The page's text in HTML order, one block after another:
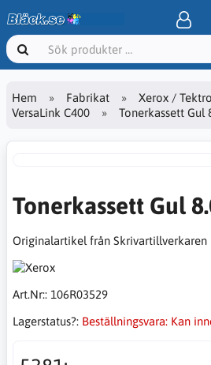
Hem Fabrikat Xerox /
VersaLink C400
Tonerkassett Gul
Tonerkassett Gul
Originalartikel från Skrivartillverkaren
Art.Nr:: 106R03529
Lagerstatus?: Beställningsvara: Kan